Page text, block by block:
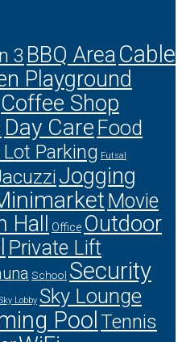
3 BBQ AreaCable
Playground
Coffee Shop
Day Care Food
Parking Futsal
Jogging
Movie
Hall Office Outdoor
Private Lift
School Security
Sky Lobby Sky Lounge
PoolTennis